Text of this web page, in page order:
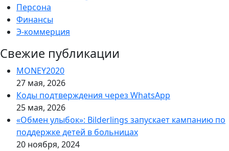
Персона
Финансы
Э-коммерция
Свежие публикации
MONEY2020
27 мая, 2026
Коды подтверждения через WhatsApp
25 мая, 2026
«Обмен улыбок»: Bilderlings запускает кампанию по
поддержке детей в больницах
20 ноября, 2024